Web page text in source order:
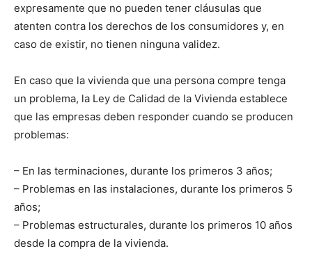
expresamente que no pueden tener cláusulas que
atenten contra los derechos de los consumidores y, en
caso de existir, no tienen ninguna validez.
En caso que la vivienda que una persona compre tenga
un problema, la Ley de Calidad de la Vivienda establece
que las empresas deben responder cuando se producen
problemas:
– En las terminaciones, durante los primeros 3 años;
– Problemas en las instalaciones, durante los primeros 5
años;
– Problemas estructurales, durante los primeros 10 años
desde la compra de la vivienda.